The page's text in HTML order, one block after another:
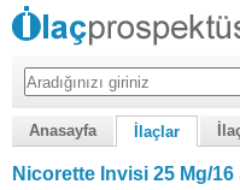
Anasayfa İlaçlar
Nicorette Invisi 25 Mg/